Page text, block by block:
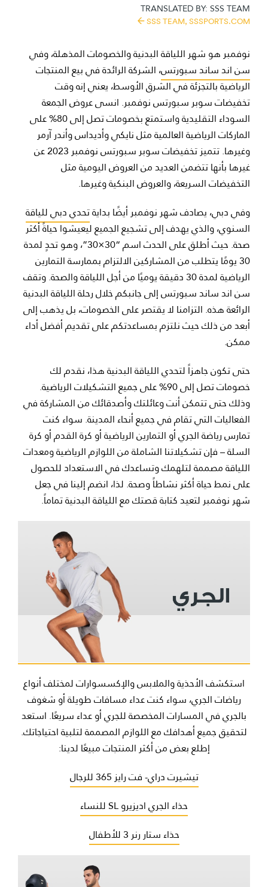
TRANSLATED BY:SSS TEAM
SSS TEAM, SSSPORTS.COM
نوفمبر هو شهر اللياقة البدنية والخصومات المذهلة، وفي
سن اند ساند سبورتس، الشركة الرائدة في بيع المنتجات
الرياضية بالتجزئة في الشرق الأوسط، يعني إنه وقت
تخفيضات سوبر سبورتس نوفمبر. انسى عروض الجمعة
السوداء التقليدية واستمتع بخصومات تصل إلى 80% على
الماركات الرياضية العالمية مثل نايكي وأديداس وأندر آرمر
وغيرها. تتميز تخفيضات سوبر سبورتس نوفمبر 2023 عن
غيرها بأنها تتضمن العديد من العروض اليومية مثل
التخفيضات السريعة، والعروض البنكية وغيرها.
وفي دبي، يصادف شهر نوفمبر أيضًا بدايةتحدي دبي للياقة
السنوي، والذي يهدف إلى تشجيع الجميع ليعيشوا حياةً أكثر
صحة. حيث أطلق على الحدث اسم “30×30”، وهو تحدٍ لمدة
30 يومًا يتطلب من المشاركين الالتزام بممارسة التمارين
الرياضية لمدة 30 دقيقة يوميًا من أجل اللياقة والصحة. وتقف
سن اند ساند سبورتس إلى جانبكم خلال رحلة اللياقة البدنية
الرائعة هذه. التزامنا لا يقتصر على الخصومات، بل يذهب إلى
أبعد من ذلك حيث نلتزم بمساعدتكم على تقديم أفضل أداء
ممكن.
حتى تكون جاهزاً لتحدي اللياقة البدنية هذا، نقدم لك
خصومات تصل إلى 90% على جميع التشكيلات الرياضية.
وذلك حتى تتمكن أنت وعائلتك وأصدقائك من المشاركة في
الفعاليات التي تقام في جميع أنحاء المدينة. سواء كنت
تمارس رياضة الجري أو التمارين الرياضية أو كرة القدم أو كرة
السلة – فإن تشكيلاتنا الشاملة من اللوازم الرياضية ومعدات
اللياقة مصممة لتلهمك وتساعدك في الاستعداد للحصول
على نمط حياة أكثر نشاطاً وصحة. لذا، انضم إلينا في جعل
شهر نوفمبر لتعيد كتابة قصتك مع اللياقة البدنية تماماً.
استكشف الأحذية والملابس والإكسسوارات لمختلف أنواع
رياضات الجري، سواء كنت عداء مسافات طويلة أو شغوف
بالجري في المسارات المخصصة للجري أو عداء سريعًا. استعد
لتحقيق جميع أهدافك مع اللوازم المصممة لتلبية احتياجاتك.
إطلع بعض من أكثر المنتجات مبيعًا لدينا:
تيشيرت دراي- فت رايز 365 للرجال
حذاء الجري اديزيرو SL للنساء
حذاء ستار رنر 3 للأطفال